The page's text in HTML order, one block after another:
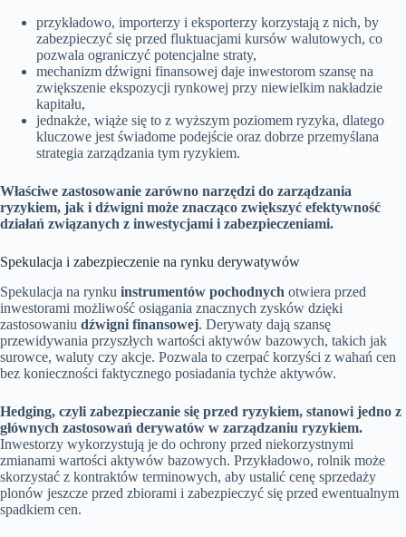
przykładowo, importerzy i eksporterzy korzystają z nich, by
zabezpieczyć się przed fluktuacjami kursów walutowych, co
pozwala ograniczyć potencjalne straty,
mechanizm dźwigni finansowej daje inwestorom szansę na
zwiększenie ekspozycji rynkowej przy niewielkim nakładzie
kapitału,
jednakże, wiąże się to z wyższym poziomem ryzyka, dlatego
kluczowe jest świadome podejście oraz dobrze przemyślana
strategia zarządzania tym ryzykiem.
Właściwe zastosowanie zarówno narzędzi do zarządzania
ryzykiem, jak i dźwigni może znacząco zwiększyć efektywność
działań związanych z inwestycjami i zabezpieczeniami.
Spekulacja i zabezpieczenie na rynku derywatywów
Spekulacja na rynku instrumentów pochodnych otwiera przed
inwestorami możliwość osiągania znacznych zysków dzięki
zastosowaniu dźwigni finansowej. Derywaty dają szansę
przewidywania przyszłych wartości aktywów bazowych, takich jak
surowce, waluty czy akcje. Pozwala to czerpać korzyści z wahań cen
bez konieczności faktycznego posiadania tychże aktywów.
Hedging, czyli zabezpieczanie się przed ryzykiem, stanowi jedno z
głównych zastosowań derywatów w zarządzaniu ryzykiem.
Inwestorzy wykorzystują je do ochrony przed niekorzystnymi
zmianami wartości aktywów bazowych. Przykładowo, rolnik może
skorzystać z kontraktów terminowych, aby ustalić cenę sprzedaży
plonów jeszcze przed zbiorami i zabezpieczyć się przed ewentualnym
spadkiem cen.